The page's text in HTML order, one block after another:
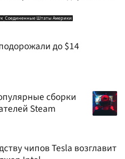
Соединенные Штаты Америки
до $14
сборки
Steam
чипов Tesla возглавит